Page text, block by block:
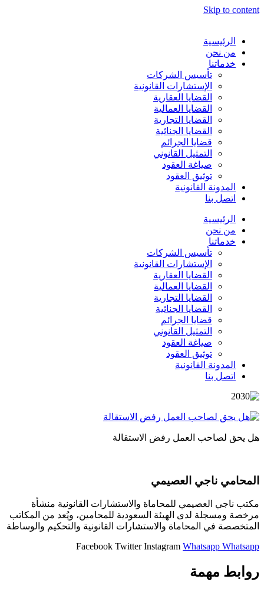
Skip to content
الرئيسية
من نحن
خدماتنا
تأسيس الشركات
الإستشارات القانونية
القضايا العقارية
القضايا العمالية
القضايا التجارية
القضايا الجنائية
قضايا الجرائم
التمثيل القانوني
صياغة العقود
توثيق العقود
المدونة القانونية
اتصل بنا
الرئيسية
من نحن
خدماتنا
تأسيس الشركات
الإستشارات القانونية
القضايا العقارية
القضايا العمالية
القضايا التجارية
القضايا الجنائية
قضايا الجرائم
التمثيل القانوني
صياغة العقود
توثيق العقود
المدونة القانونية
اتصل بنا
هل يحق لصاحب العمل رفض الاستقالة
المحامي ناجي العصيمي
مكتب ناجي العصيمي للمحاماة والاستشارات القانونية منشأة
مرخصة ومسجلة لدى الهيئة السعودية للمحامين، ويُعد من المكاتب
المتخصصة في المحاماة والاستشارات القانونية والتحكيم والوساطة
Facebook Twitter Instagram Whatsapp Whatsapp
روابط مهمة